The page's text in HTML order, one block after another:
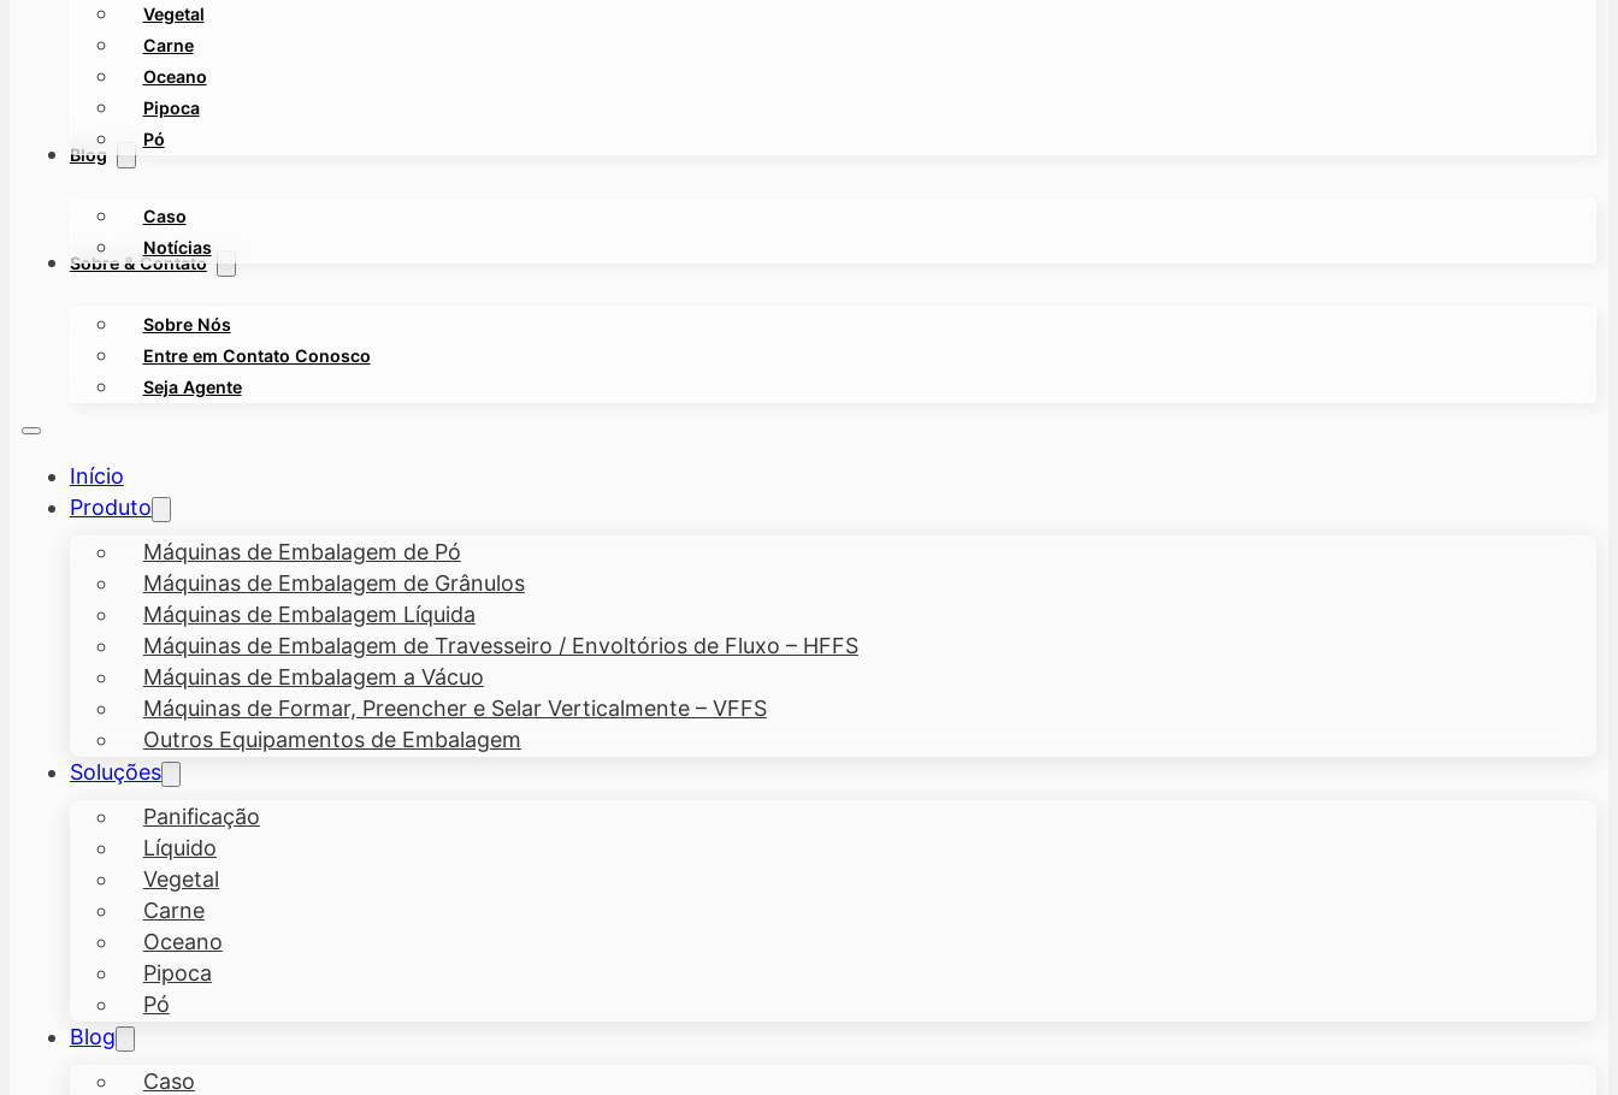
Vegetal
Carne
Oceano
Pipoca
Pó
Blog
Caso
Notícias
Sobre & Contato
Sobre Nós
Entre em Contato Conosco
Seja Agente
Início
Produto
Máquinas de Embalagem de Pó
Máquinas de Embalagem de Grânulos
Máquinas de Embalagem Líquida
Máquinas de Embalagem de Travesseiro / Envoltórios de Fluxo – HFFS
Máquinas de Embalagem a Vácuo
Máquinas de Formar, Preencher e Selar Verticalmente – VFFS
Outros Equipamentos de Embalagem
Soluções
Panificação
Líquido
Vegetal
Carne
Oceano
Pipoca
Pó
Blog
Caso